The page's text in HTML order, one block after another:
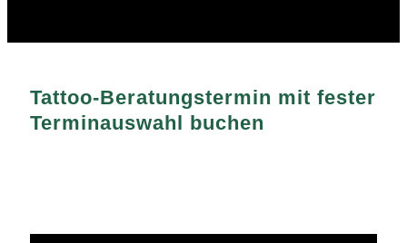
Tattoo-Beratungstermin mit fester
Terminauswahl buchen